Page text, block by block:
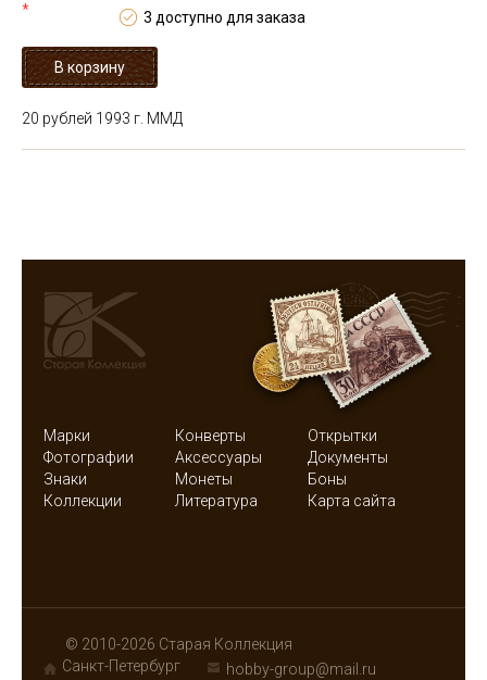
*
3 доступно для заказа
20 рублей 1993 г. ММД
Марки Конверты
Открытки
Фотографии
Аксессуары
Документы
Знаки
Монеты
Боны
Коллекции
Литература Карта сайта
© 2010-2026 Старая Коллекция
Санкт-Петербург
hobby-group@mail.ru